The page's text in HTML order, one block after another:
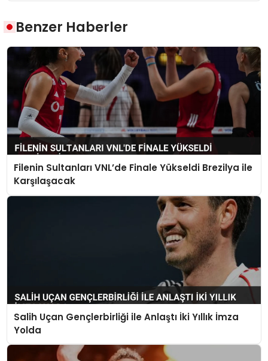
Benzer Haberler
Filenin Sultanları VNL’de Finale Yükseldi Brezilya ile
Karşılaşacak
Salih Uçan Gençlerbirliği ile Anlaştı İki Yıllık İmza
Yolda